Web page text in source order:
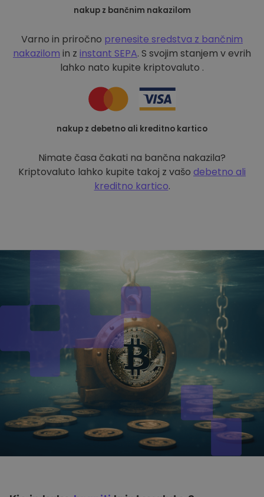
nakup z bančnim nakazilom
Varno in priročno prenesite sredstva z bančnim
nakazilom in z instant SEPA. S svojim stanjem v evrih
lahko nato kupite kriptovaluto .
nakup z debetno ali kreditno kartico
Nimate časa čakati na bančna nakazila?
Kriptovaluto lahko kupite takoj z vašo debetno ali
kreditno kartico.